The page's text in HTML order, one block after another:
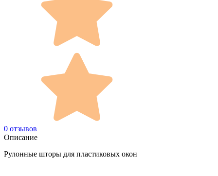
0 отзывов
Описание
Рулонные шторы для пластиковых окон